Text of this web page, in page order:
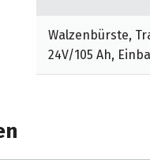
Walzenbürste,
24V/105 Ah,